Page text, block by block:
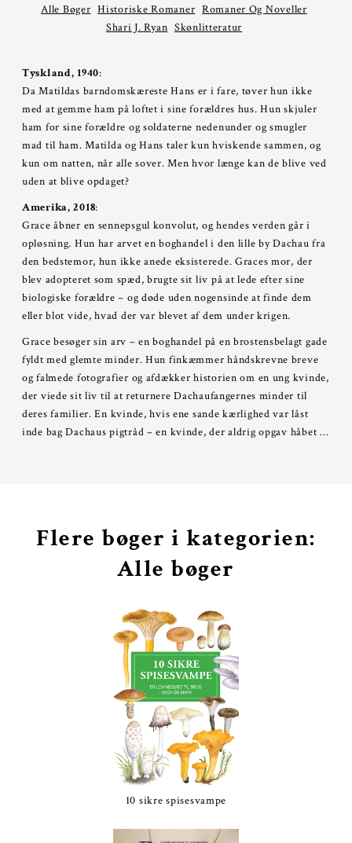
Alle Bøger Historiske Romaner Romaner Og Noveller
Shari J. Ryan Skønlitteratur
Tyskland, 1940:
Da Matildas barndomskæreste Hans er i fare, tøver hun ikke
med at gemme ham på loftet i sine forældres hus. Hun skjuler
ham for sine forældre og soldaterne nedenunder og smugler
mad til ham. Matilda og Hans taler kun hviskende sammen, og
kun om natten, når alle sover. Men hvor længe kan de blive ved
uden at blive opdaget?
Amerika, 2018:
Grace åbner en sennepsgul konvolut, og hendes verden går i
opløsning. Hun har arvet en boghandel i den lille by Dachau fra
den bedstemor, hun ikke anede eksisterede. Graces mor, der
blev adopteret som spæd, brugte sit liv på at lede efter sine
biologiske forældre – og døde uden nogensinde at finde dem
eller blot vide, hvad der var blevet af dem under krigen.
Grace besøger sin arv – en boghandel på en brostensbelagt gade
fyldt med glemte minder. Hun finkæmmer håndskrevne breve
og falmede fotografier og afdækker historien om en ung kvinde,
der viede sit liv til at returnere Dachaufangernes minder til
deres familier. En kvinde, hvis ene sande kærlighed var låst
inde bag Dachaus pigtråd – en kvinde, der aldrig opgav håbet …
Flere bøger i kategorien:
Alle bøger
10 sikre spisesvampe